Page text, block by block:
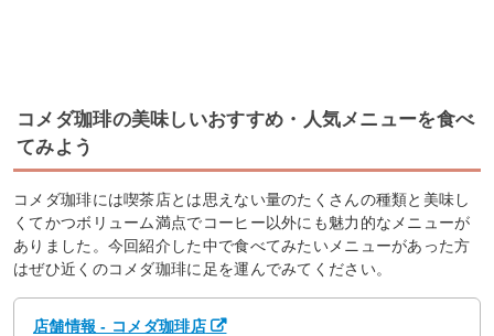
コメダ珈琲の美味しいおすすめ・人気メニューを食べ
てみよう
コメダ珈琲には喫茶店とは思えない量のたくさんの種類と美味し
くてかつボリューム満点でコーヒー以外にも魅力的なメニューが
ありました。今回紹介した中で食べてみたいメニューがあった方
はぜひ近くのコメダ珈琲に足を運んでみてください。
店舗情報 - コメダ珈琲店